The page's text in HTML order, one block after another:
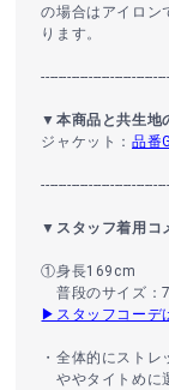
の場合はアイロン
ります。
▼本商品と共生地
ジャケット：品番
▼スタッフ着用コ
①身長169cm
普段のサイズ：
▶スタッフコーデ
・全体的にストレ
ややタイトめに